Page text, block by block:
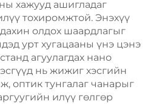
хажууд ашигладаг
тохиромжтой. Энэхүү
олдох шаардлагыг
урт хугацааны үнэ цэнэ
агуулагдах нано
нь жижиг хэсгийн
оптик тунгалаг чанарыг
илүү гөлгөр